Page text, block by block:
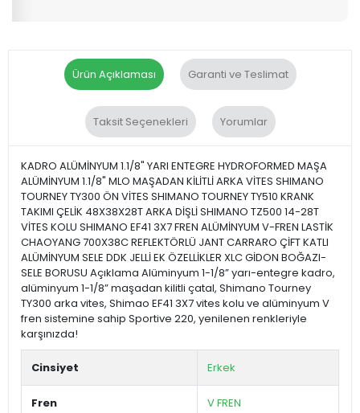
Ürün Açıklaması Garanti ve Teslimat
Taksit Seçenekleri Yorumlar
KADRO ALÜMİNYUM 1.1/8" YARI ENTEGRE HYDROFORMED MAŞA
ALÜMİNYUM 1.1/8" MLO MAŞADAN KİLİTLİ ARKA VİTES SHIMANO
TOURNEY TY300 ÖN VİTES SHIMANO TOURNEY TY510 KRANK
TAKIMI ÇELİK 48X38X28T ARKA DİŞLİ SHIMANO TZ500 14-28T
VİTES KOLU SHIMANO EF41 3X7 FREN ALÜMİNYUM V-FREN LASTİK
CHAOYANG 700X38C REFLEKTÖRLÜ JANT CARRARO ÇİFT KATLI
ALÜMİNYUM SELE DDK JELLİ EK ÖZELLİKLER XLC GİDON BOĞAZI-
SELE BORUSU Açıklama Alüminyum 1-1/8” yarı-entegre kadro,
alüminyum 1-1/8” maşadan kilitli çatal, Shimano Tourney
TY300 arka vites, Shimao EF41 3X7 vites kolu ve alüminyum V
fren sistemine sahip Sportive 220, yenilenen renkleriyle
karşınızda!
Cinsiyet Erkek
Fren V FREN